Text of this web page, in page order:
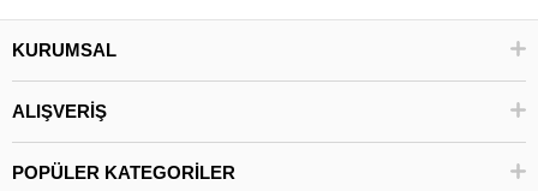
KURUMSAL
ALIŞVERİŞ
POPÜLER KATEGORİLER